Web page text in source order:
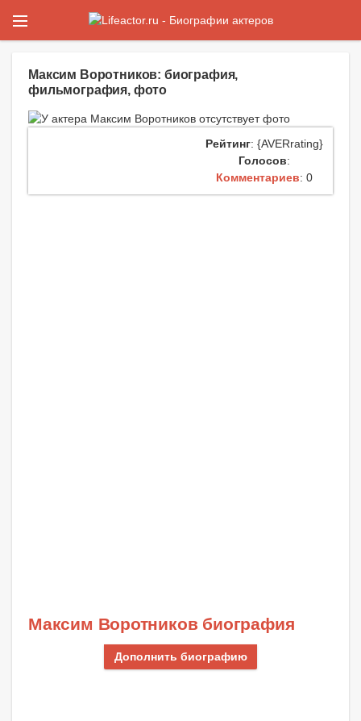
Максим Воротников: биография,
фильмография, фото
Рейтинг: {AVERrating}
Голосов:
Комментариев: 0
Максим Воротников биография
Дополнить биографию